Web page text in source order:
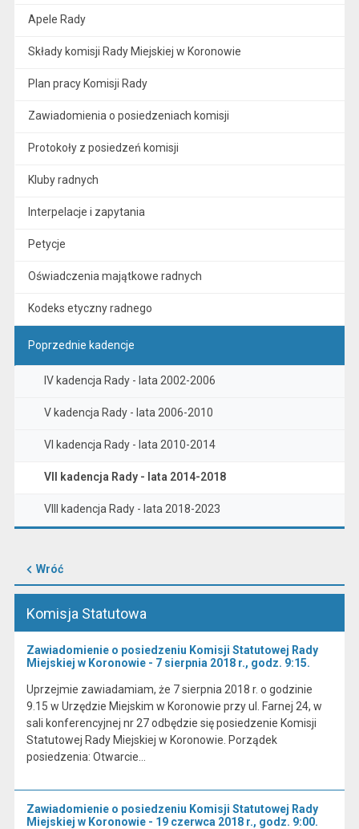
Apele Rady
Składy komisji Rady Miejskiej w Koronowie
Plan pracy Komisji Rady
Zawiadomienia o posiedzeniach komisji
Protokoły z posiedzeń komisji
Kluby radnych
Interpelacje i zapytania
Petycje
Oświadczenia majątkowe radnych
Kodeks etyczny radnego
Poprzednie kadencje
IV kadencja Rady - lata 2002-2006
V kadencja Rady - lata 2006-2010
VI kadencja Rady - lata 2010-2014
VII kadencja Rady - lata 2014-2018
VIII kadencja Rady - lata 2018-2023
Wróć
Komisja Statutowa
Zawiadomienie o posiedzeniu Komisji Statutowej Rady
Miejskiej w Koronowie - 7 sierpnia 2018 r., godz. 9:15.
Uprzejmie zawiadamiam, że 7 sierpnia 2018 r. o godzinie
9.15 w Urzędzie Miejskim w Koronowie przy ul. Farnej 24, w
sali konferencyjnej nr 27 odbędzie się posiedzenie Komisji
Statutowej Rady Miejskiej w Koronowie. Porządek
posiedzenia: Otwarcie…
Zawiadomienie o posiedzeniu Komisji Statutowej Rady
Miejskiej w Koronowie - 19 czerwca 2018 r., godz. 9:00.